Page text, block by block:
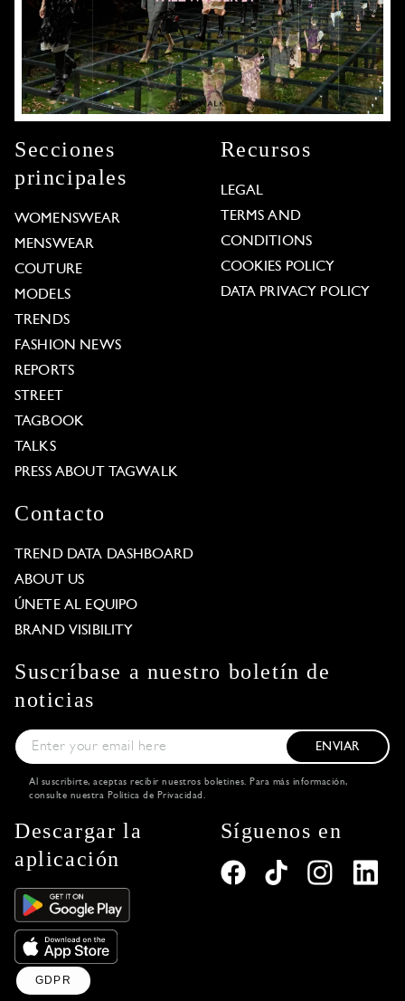
Secciones
principales
WOMENSWEAR
MENSWEAR
COUTURE
MODELS
TRENDS
FASHION NEWS
REPORTS
STREET
TAGBOOK
TALKS
PRESS ABOUT TAGWALK
Recursos
LEGAL
TERMS AND
CONDITIONS
COOKIES POLICY
DATA PRIVACY POLICY
Contacto
TREND DATA DASHBOARD
ABOUT US
ÚNETE AL EQUIPO
BRAND VISIBILITY
Suscríbase a nuestro boletín de
noticias
ENVIAR
Al suscribirte, aceptas recibir nuestros boletines. Para más información,
consulte nuestra Política de Privacidad .
Descargar la
aplicación
Síguenos en
GDPR